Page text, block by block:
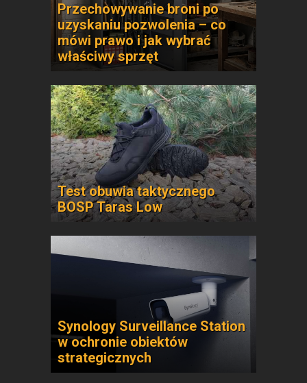
Przechowywanie broni po
uzyskaniu pozwolenia – co
mówi prawo i jak wybrać
właściwy sprzęt
Test obuwia taktycznego
BOSP Taras Low
Synology Surveillance Station
w ochronie obiektów
strategicznych